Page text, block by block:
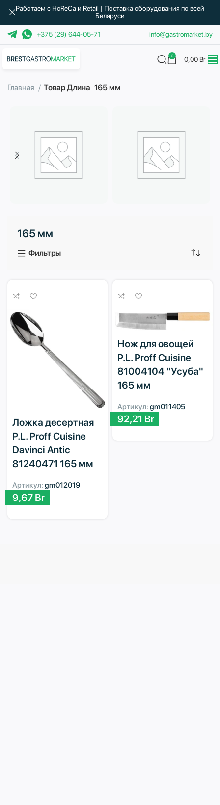
+375 (29) 644-05-71 info@gastromarket.by
0 0,00 Br
Главная Товар Длина 165 мм
3 продукта
165 мм
Фильтры
Ложка десертная
P.L. Proff Cuisine
Davinci Antic
81240471 165 мм
Артикул: gm012019
9,67 Br
Нож для овощей
P.L. Proff Cuisine
81004104 "Усуба"
165 мм
Артикул: gm011405
92,21 Br
Работаем с HoReCa и Retail | Поставка оборудования по всей
Беларуси